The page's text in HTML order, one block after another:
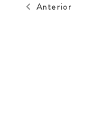
Anterior